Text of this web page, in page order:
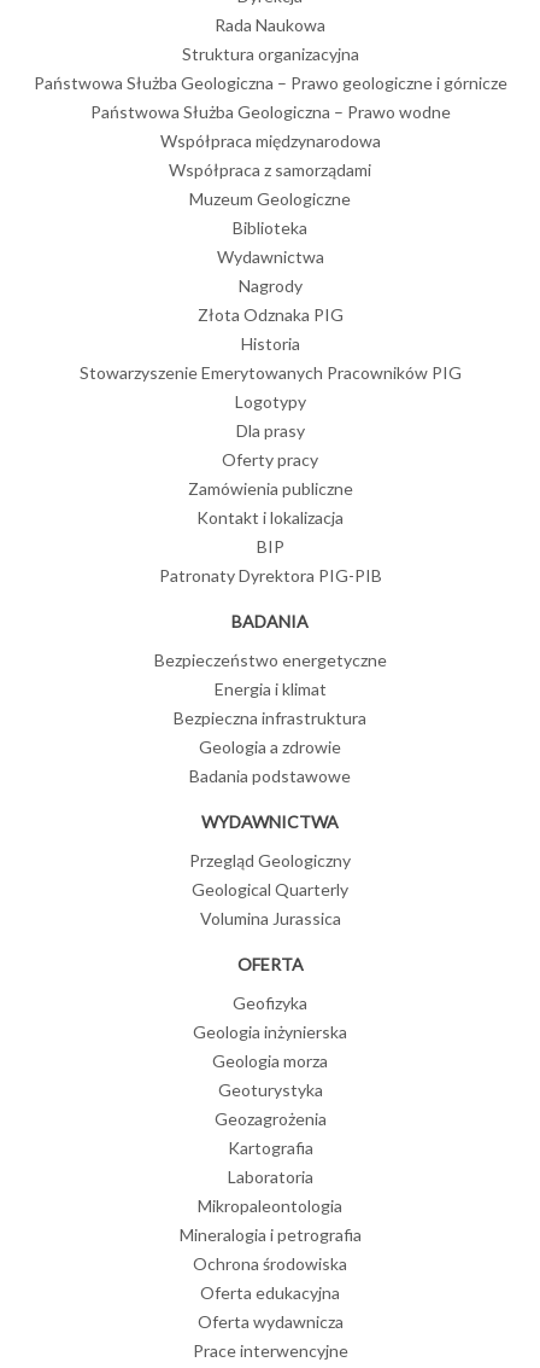
Rada Naukowa
Struktura organizacyjna
Państwowa Służba Geologiczna – Prawo geologiczne i górnicze
Państwowa Służba Geologiczna – Prawo wodne
Współpraca międzynarodowa
Współpraca z samorządami
Muzeum Geologiczne
Biblioteka
Wydawnictwa
Nagrody
Złota Odznaka PIG
Historia
Stowarzyszenie Emerytowanych Pracowników PIG
Logotypy
Dla prasy
Oferty pracy
Zamówienia publiczne
Kontakt i lokalizacja
BIP
Patronaty Dyrektora PIG-PIB
BADANIA
Bezpieczeństwo energetyczne
Energia i klimat
Bezpieczna infrastruktura
Geologia a zdrowie
Badania podstawowe
WYDAWNICTWA
Przegląd Geologiczny
Geological Quarterly
Volumina Jurassica
OFERTA
Geofizyka
Geologia inżynierska
Geologia morza
Geoturystyka
Geozagrożenia
Kartografia
Laboratoria
Mikropaleontologia
Mineralogia i petrografia
Ochrona środowiska
Oferta edukacyjna
Oferta wydawnicza
Prace interwencyjne